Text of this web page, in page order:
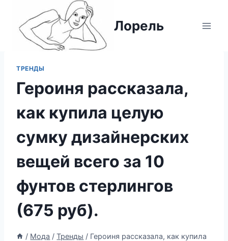
содержимому
Лорель
ТРЕНДЫ
Героиня рассказала,
как купила целую
сумку дизайнерских
вещей всего за 10
фунтов стерлингов
(675 руб).
/ Мода / Тренды / Героиня рассказала, как купила